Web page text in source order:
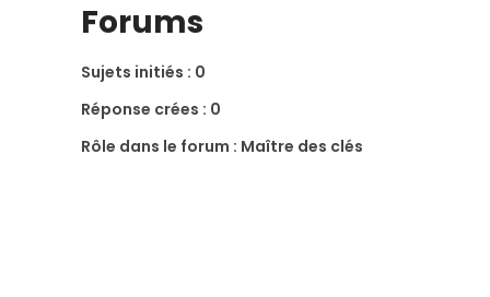
Forums
Sujets initiés : 0
Réponse crées : 0
Rôle dans le forum : Maître des clés